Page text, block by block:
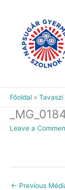
Főoldal Tavaszi
Leave a
← Previous